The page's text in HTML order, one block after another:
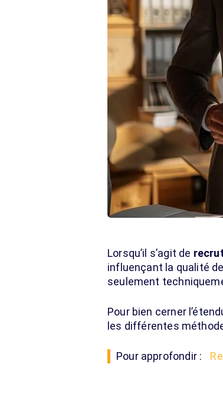
Lorsqu’il s’agit de
influençant la qualité
seulement
Pour bien cerner
les différentes
Pour approfondir :